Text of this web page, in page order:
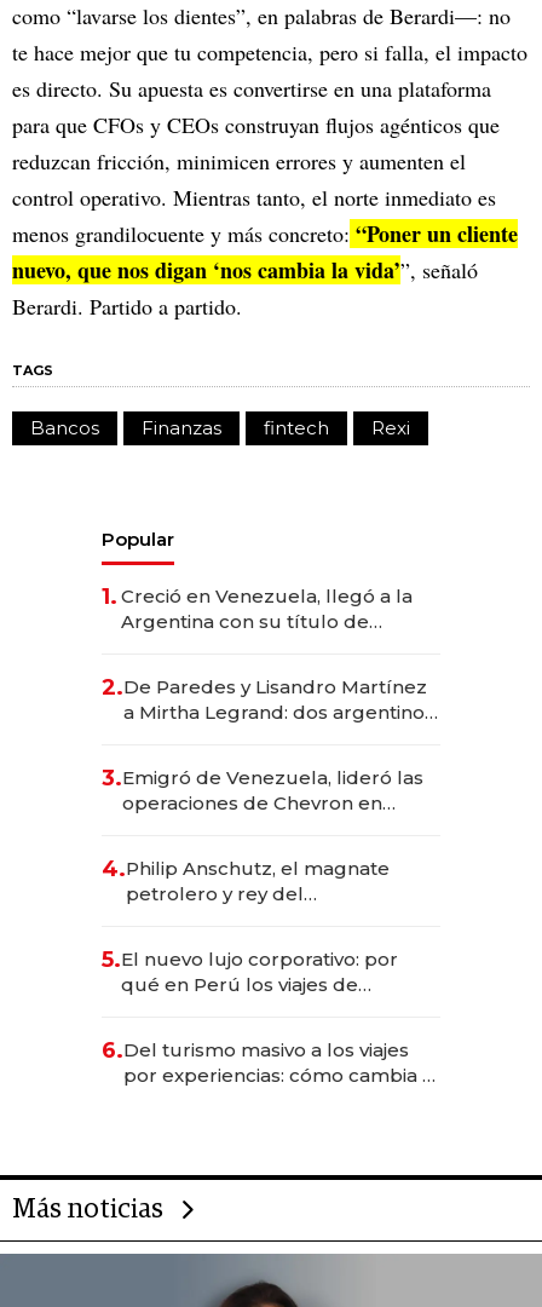
como “lavarse los dientes”, en palabras de Berardi—: no
te hace mejor que tu competencia, pero si falla, el impacto
es directo. Su apuesta es convertirse en una plataforma
para que CFOs y CEOs construyan flujos agénticos que
reduzcan fricción, minimicen errores y aumenten el
control operativo. Mientras tanto, el norte inmediato es
menos grandilocuente y más concreto: “Poner un cliente
nuevo, que nos digan ‘nos cambia la vida’”, señaló
Berardi. Partido a partido.
TAGS
Bancos Finanzas fintech Rexi
Popular
1. Creció en Venezuela, llegó a la
Argentina con su título de
las marcas "fast premium"
2.De Paredes y Lisandro Martínez
a Mirtha Legrand: dos argentinos
3.Emigró de Venezuela, lideró las
operaciones de Chevron en
4.Philip Anschutz, el magnate
petrolero y rey del
Fénix
5.El nuevo lujo corporativo: por
qué en Perú los viajes de
transformadoras
6.Del turismo masivo a los viajes
por experiencias: cómo cambia el
Más noticias